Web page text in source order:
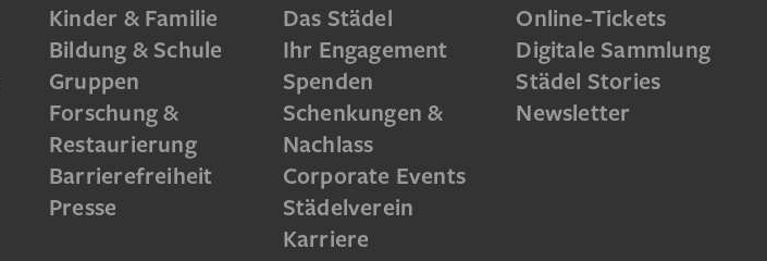
Kinder & Familie
Bildung & Schule
Gruppen
Forschung &
Restaurierung
Barrierefreiheit
Presse
Das Städel
Ihr Engagement
Spenden
Schenkungen &
Nachlass
Corporate Events
Städelverein
Karriere
Online-Tickets
Digitale Sammlung
Städel Stories
Newsletter